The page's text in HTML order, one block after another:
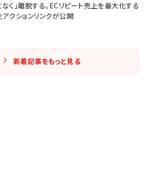
く」離脱する。ECリピート売上を最大化する
クションリンクが公開
新着記事をもっと見る